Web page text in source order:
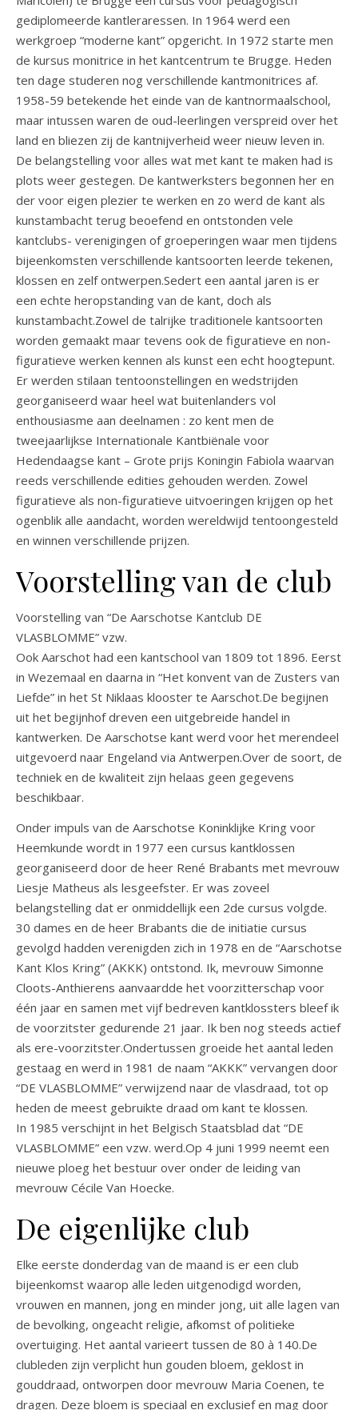
gediplomeerde kantleraressen. In 1964 werd een
werkgroep “moderne kant” opgericht. In 1972 starte men
de kursus monitrice in het kantcentrum te Brugge. Heden
ten dage studeren nog verschillende kantmonitrices af.
1958-59 betekende het einde van de kantnormaalschool,
maar intussen waren de oud-leerlingen verspreid over het
land en bliezen zij de kantnijverheid weer nieuw leven in.
De belangstelling voor alles wat met kant te maken had is
plots weer gestegen. De kantwerksters begonnen her en
der voor eigen plezier te werken en zo werd de kant als
kunstambacht terug beoefend en ontstonden vele
kantclubs- verenigingen of groeperingen waar men tijdens
bijeenkomsten verschillende kantsoorten leerde tekenen,
klossen en zelf ontwerpen.Sedert een aantal jaren is er
een echte heropstanding van de kant, doch als
kunstambacht.Zowel de talrijke traditionele kantsoorten
worden gemaakt maar tevens ook de figuratieve en non-
figuratieve werken kennen als kunst een echt hoogtepunt.
Er werden stilaan tentoonstellingen en wedstrijden
georganiseerd waar heel wat buitenlanders vol
enthousiasme aan deelnamen : zo kent men de
tweejaarlijkse Internationale Kantbiënale voor
Hedendaagse kant – Grote prijs Koningin Fabiola waarvan
reeds verschillende edities gehouden werden. Zowel
figuratieve als non-figuratieve uitvoeringen krijgen op het
ogenblik alle aandacht, worden wereldwijd tentoongesteld
en winnen verschillende prijzen.
Voorstelling van de club
Voorstelling van “De Aarschotse Kantclub DE
VLASBLOMME” vzw.
Ook Aarschot had een kantschool van 1809 tot 1896. Eerst
in Wezemaal en daarna in “Het konvent van de Zusters van
Liefde” in het St Niklaas klooster te Aarschot.De begijnen
uit het begijnhof dreven een uitgebreide handel in
kantwerken. De Aarschotse kant werd voor het merendeel
uitgevoerd naar Engeland via Antwerpen.Over de soort, de
techniek en de kwaliteit zijn helaas geen gegevens
beschikbaar.
Onder impuls van de Aarschotse Koninklijke Kring voor
Heemkunde wordt in 1977 een cursus kantklossen
georganiseerd door de heer René Brabants met mevrouw
Liesje Matheus als lesgeefster. Er was zoveel
belangstelling dat er onmiddellijk een 2de cursus volgde.
30 dames en de heer Brabants die de initiatie cursus
gevolgd hadden verenigden zich in 1978 en de “Aarschotse
Kant Klos Kring” (AKKK) ontstond. Ik, mevrouw Simonne
Cloots-Anthierens aanvaardde het voorzitterschap voor
één jaar en samen met vijf bedreven kantklossters bleef ik
de voorzitster gedurende 21 jaar. Ik ben nog steeds actief
als ere-voorzitster.Ondertussen groeide het aantal leden
gestaag en werd in 1981 de naam “AKKK” vervangen door
“DE VLASBLOMME” verwijzend naar de vlasdraad, tot op
heden de meest gebruikte draad om kant te klossen.
In 1985 verschijnt in het Belgisch Staatsblad dat “DE
VLASBLOMME” een vzw. werd.Op 4 juni 1999 neemt een
nieuwe ploeg het bestuur over onder de leiding van
mevrouw Cécile Van Hoecke.
De eigenlijke club
Elke eerste donderdag van de maand is er een club
bijeenkomst waarop alle leden uitgenodigd worden,
vrouwen en mannen, jong en minder jong, uit alle lagen van
de bevolking, ongeacht religie, afkomst of politieke
overtuiging. Het aantal varieert tussen de 80 à 140.De
clubleden zijn verplicht hun gouden bloem, geklost in
gouddraad, ontworpen door mevrouw Maria Coenen, te
dragen. Deze bloem is speciaal en exclusief en mag door